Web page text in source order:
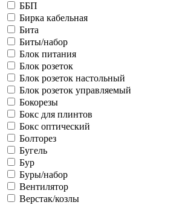
ББП
Бирка кабельная
Бита
Биты/набор
Блок питания
Блок розеток
Блок розеток настольный
Блок розеток управляемый
Бокорезы
Бокс для плинтов
Бокс оптический
Болторез
Бугель
Бур
Буры/набор
Вентилятор
Верстак/козлы